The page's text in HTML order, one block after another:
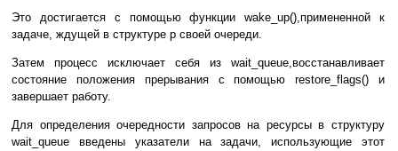
Это достигается с помощью функции wake_up(),примененной к
задаче, ждущей в структуре p своей очереди.
Затем процесс исключает себя из wait_queue,восстанавливает
состояние положения прерывания с помощью restore_flags() и
завершает работу.
Для определения очередности запросов на ресурсы в структуру
wait_queue введены указатели на задачи, использующие этот